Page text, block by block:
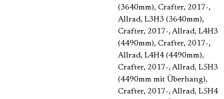
(3640mm), Crafter, 2017-,
Allrad, L3H3 (3640mm),
Crafter, 2017-, Allrad, L4H3
(4490mm), Crafter, 2017-,
Allrad, L4H4 (4490mm),
Crafter, 2017-, Allrad, L5H3
(4490mm mit Überhang),
Crafter, 2017-, Allrad, L5H4